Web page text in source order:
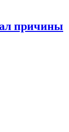
причины